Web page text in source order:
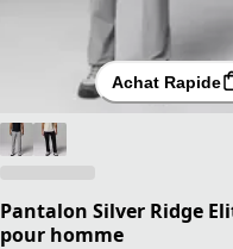
Achat Rapide
Pantalon Silver Ridge
pour homme